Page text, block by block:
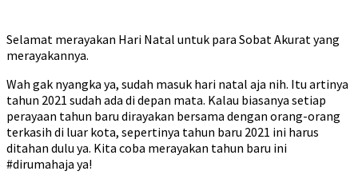
Selamat merayakan Hari Natal untuk para Sobat Akurat yang
merayakannya.
Wah gak nyangka ya, sudah masuk hari natal aja nih. Itu artinya
tahun 2021 sudah ada di depan mata. Kalau biasanya setiap
perayaan tahun baru dirayakan bersama dengan orang-orang
terkasih di luar kota, sepertinya tahun baru 2021 ini harus
ditahan dulu ya. Kita coba merayakan tahun baru ini
#dirumahaja ya!